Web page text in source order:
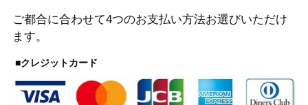
ご都合に合わせて4つのお支払い方法お選びいただけ
ます。
■クレジットカード